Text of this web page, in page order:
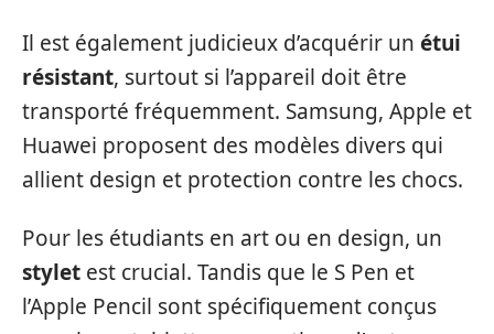
Il est également judicieux d’acquérir un étui
résistant, surtout si l’appareil doit être
transporté fréquemment. Samsung, Apple et
Huawei proposent des modèles divers qui
allient design et protection contre les chocs.
Pour les étudiants en art ou en design, un
stylet est crucial. Tandis que le S Pen et
l’Apple Pencil sont spécifiquement conçus